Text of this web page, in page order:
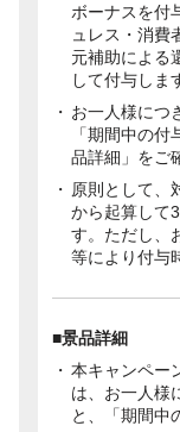
ボーナスを付
ュレス・消費
元補助による
して付与しま
お一人様につ
「期間中の
品詳細」をご
原則として、
から起算して
す。ただし、
等により付与
■景品詳細
本キャンペー
は、お一人様
と、「期間中